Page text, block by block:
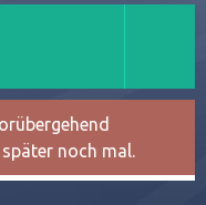
noch mal.